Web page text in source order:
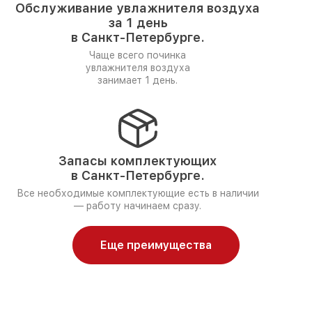
Обслуживание увлажнителя воздуха
за 1 день
в Санкт-Петербурге.
Чаще всего починка
увлажнителя воздуха
занимает 1 день.
Запасы комплектующих
в Санкт-Петербурге.
Все необходимые комплектующие есть в наличии
— работу начинаем сразу.
Еще преимущества